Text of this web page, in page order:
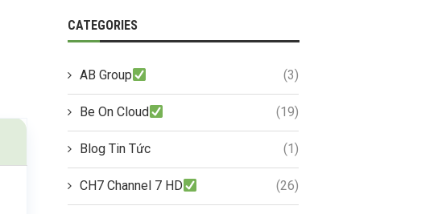
CATEGORIES
AB Group (3)
Be On Cloud (19)
Blog Tin Tức (1)
CH7 Channel 7 HD (26)